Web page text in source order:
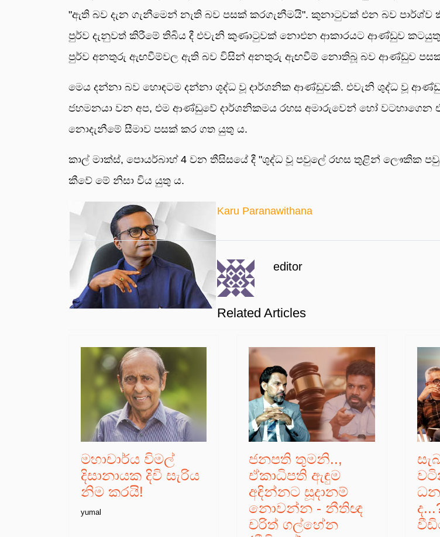
"ඇති බව දැන ගැනීමෙන් නැති බව පසක් කරගැනීමයි". කුනාටුවක් එන බව
පුර්ව දැනුවත් කිරීමේ තිබිය දී එවැනි කුණාටුවක් නොඑන ආකාරයට ආණ්ඩුව
පුර්ව අනතුරු ඇඟවීම්වල ඇති බව විසින් අනතුරු ඇඟවීම් නොතිබූ බව ආණ්ඩුව පසක්
මෙය දන්නා බව හොඳටම දන්නා ශූද්ධ වූ දාර්ශනික ආණ්ඩුවකි. එවැනි ශුද්ධ වූ
ජහමනයා වන අප, එම ආණ්ඩුවේ දාර්ශනිකමය රහස අමාරුවෙන් හෝ වටහාගෙන
නොදැනීමේ සීමාව පසක් කර ගත යුතු ය.
කාල් මාක්ස්, පොයර්බාහ් 4 වන තීසිසයේ දී "ශුද්ධ වූ පවුලේ රහස තුළින් ලෞකික
කීවේ මේ නිසා විය යුතු ය.
Karu Paranawithana
editor
Related Articles
මහාචාර්ය විමල්
දිසානායක දිවි සැරිය
නිම කරයි!
yumal
ජනපති තුමනි..,
ඒකාධිපති ඇඳුම
අඳින්නට සූදානම්
නොවන්න - නීතිඥ
චරිත් ගල්හේන